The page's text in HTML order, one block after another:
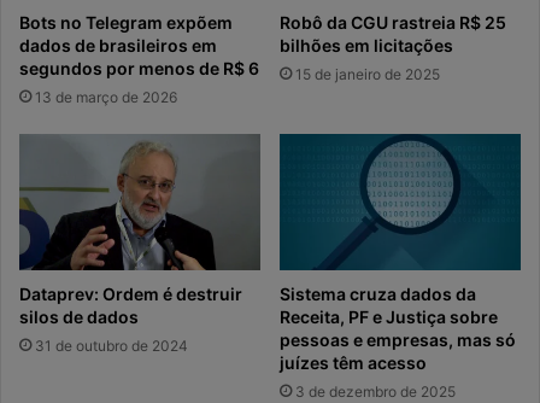
Bots no Telegram expõem
dados de brasileiros em
segundos por menos de R$ 6
13 de março de 2026
Robô da CGU rastreia R$ 25
bilhões em licitações
15 de janeiro de 2025
Dataprev: Ordem é destruir
silos de dados
31 de outubro de 2024
Sistema cruza dados da
Receita, PF e Justiça sobre
pessoas e empresas, mas só
juízes têm acesso
3 de dezembro de 2025